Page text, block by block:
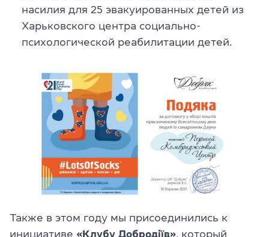
насилия для 25 эвакуированных детей из
Харьковского центра социально-
психологической реабилитации детей.
Также в этом году мы присоединились к
инициативе «Клубу Добродіїв», который